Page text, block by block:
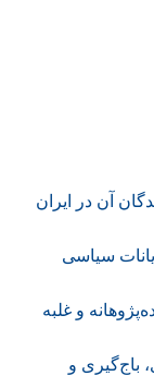
آن در ایران
سیاسی
و غلبه
باج‌گیری و